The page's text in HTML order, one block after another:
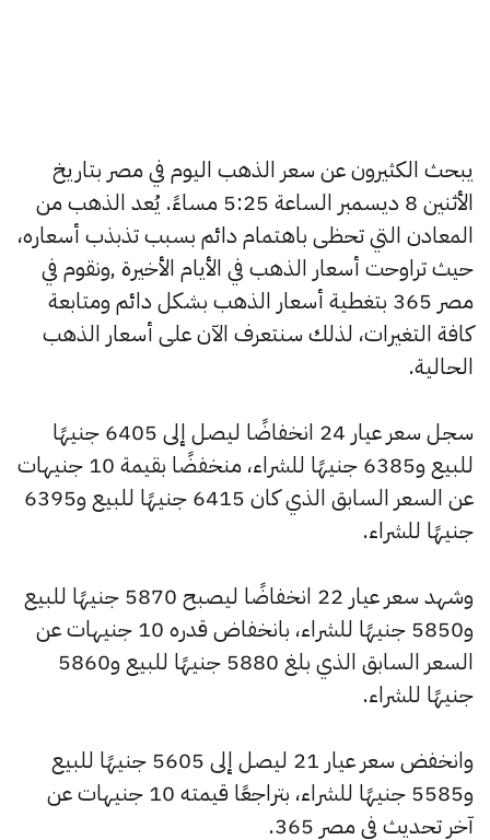
يبحث الكثيرون عن سعر الذهب اليوم في مصر بتاريخ
الأثنين 8 ديسمبر الساعة 5:25 مساءً. يُعد الذهب من
المعادن التي تحظى باهتمام دائم بسبب تذبذب أسعاره،
حيث تراوحت أسعار الذهب في الأيام الأخيرة ,ونقوم في
مصر 365 بتغطية أسعار الذهب بشكل دائم ومتابعة
كافة التغيرات، لذلك سنتعرف الآن على أسعار الذهب
الحالية.
سجل سعر عيار 24 انخفاضًا ليصل إلى 6405 جنيهًا
للبيع و6385 جنيهًا للشراء، منخفضًا بقيمة 10 جنيهات
عن السعر السابق الذي كان 6415 جنيهًا للبيع و6395
جنيهًا للشراء.
وشهد سعر عيار 22 انخفاضًا ليصبح 5870 جنيهًا للبيع
و5850 جنيهًا للشراء، بانخفاض قدره 10 جنيهات عن
السعر السابق الذي بلغ 5880 جنيهًا للبيع و5860
جنيهًا للشراء.
وانخفض سعر عيار 21 ليصل إلى 5605 جنيهًا للبيع
و5585 جنيهًا للشراء، بتراجعًا قيمته 10 جنيهات عن
آخر تحديث في مصر 365.